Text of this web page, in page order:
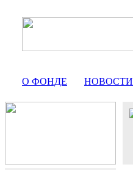
О ФОНДЕ НОВОСТИ